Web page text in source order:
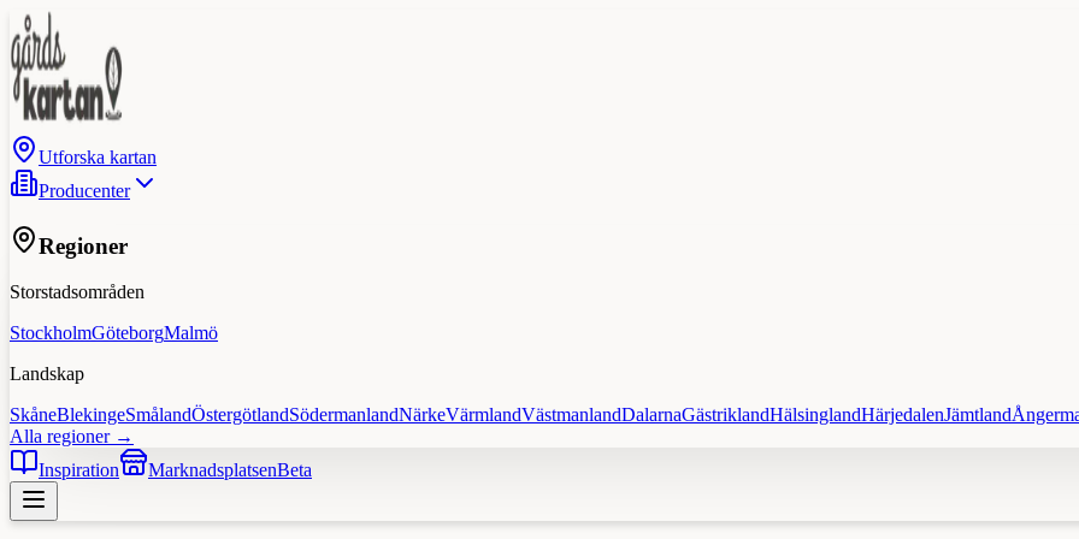
Utforska kartan
Producenter
Regioner
Storstadsområden
StockholmGöteborgMalmö
Landskap
SkåneBlekingeSmålandÖstergötlandSödermanlandNärkeVärmlandVästmanlandDalarnaGästriklandHälsinglandHärjedalenJämtland
Alla regioner →
Inspiration
MarknadsplatsenBeta